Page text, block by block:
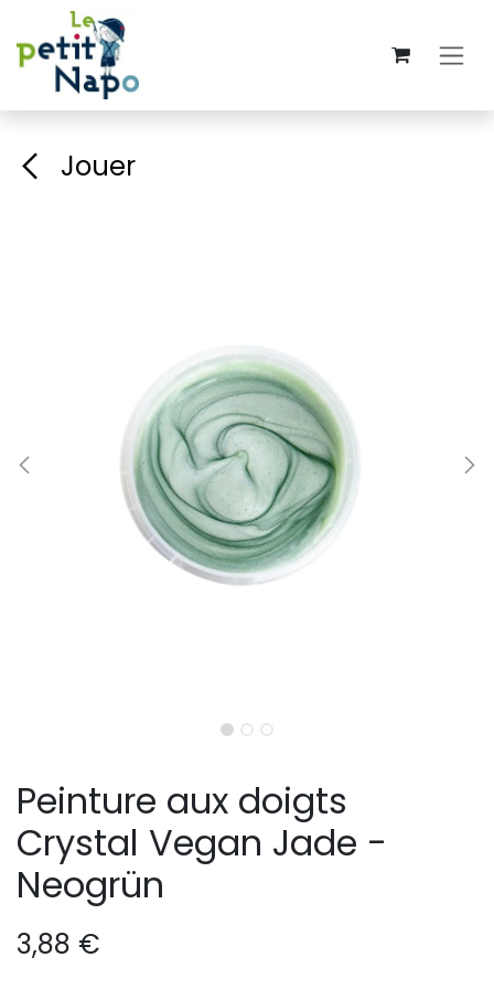
Se rendre au contenu
Jouer
Peinture aux doigts
Crystal Vegan Jade -
Neogrün
3,88 €